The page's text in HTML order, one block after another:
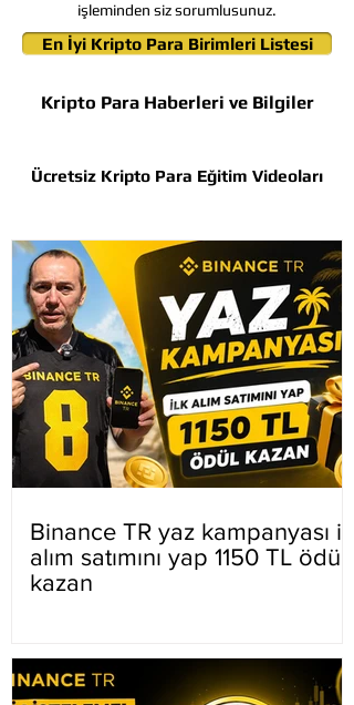
Ücretsiz Kripto Para Eğitim Videoları
Kripto Para Haberleri ve Bilgiler
En İyi Kripto Para Birimleri Listesi
Binance TR yaz kampanyası ilk
alım satımını yap 1150 TL ödül
kazan
işleminden siz sorumlusunuz.